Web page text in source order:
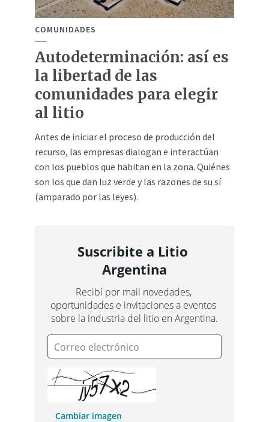
COMUNIDADES
Autodeterminación: así es
la libertad de las
comunidades para elegir
al litio
Antes de iniciar el proceso de producción del
recurso, las empresas dialogan e interactúan
con los pueblos que habitan en la zona. Quiénes
son los que dan luz verde y las razones de su sí
(amparado por las leyes).
Suscribite a Litio
Argentina
Recibí por mail novedades,
oportunidades e invitaciones a eventos
sobre la industria del litio en Argentina.
Correo electrónico
Cambiar imagen